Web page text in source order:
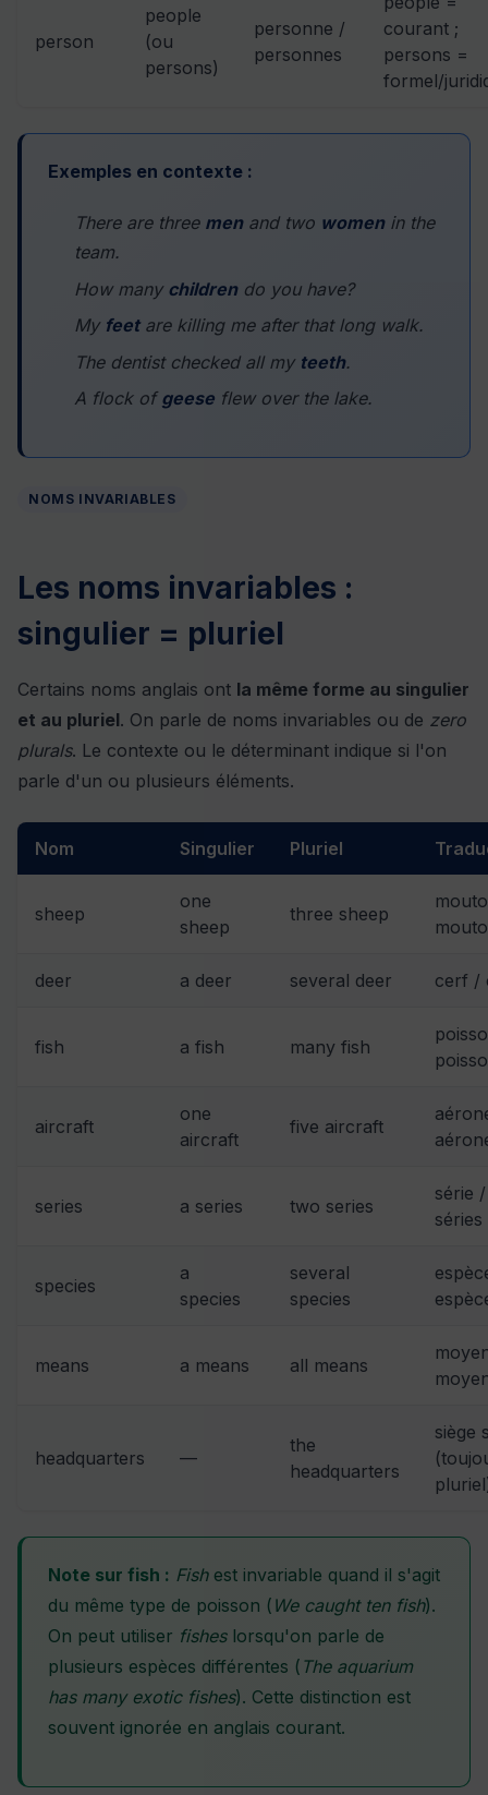
person
people
(ou
persons)
personne /
personnes
courant ;
persons =
formel/
Exemples en contexte :
There are three menand two womenin the
team.
How many childrendo you have?
My feetare killing me after that long walk.
The dentist checked all my teeth.
A flock of geese flew over the lake.
NOMS INVARIABLES
Les noms invariables :
singulier = pluriel
Certains noms anglais ont la même forme au singulier
et au pluriel. On parle de noms invariables ou de zero
plurals. Le contexte ou le déterminant indique si l'on
parle d'un ou plusieurs éléments.
Nom Singulier Pluriel
sheep
one
sheep
three sheep
deer a deer several deer cerf /
fish a fish many fish
aircraft
one
aircraft
five aircraft
series a series two series
série /
séries
species
a
species
several
species
means a means all means
headquarters —
the
headquarters
siège
Note sur fish : Fishest invariable quand il s'agit
du même type de poisson ( We caught ten fish).
On peut utiliser fisheslorsqu'on parle de
plusieurs espèces différentes ( The aquarium
has many exotic fishes). Cette distinction est
souvent ignorée en anglais courant.